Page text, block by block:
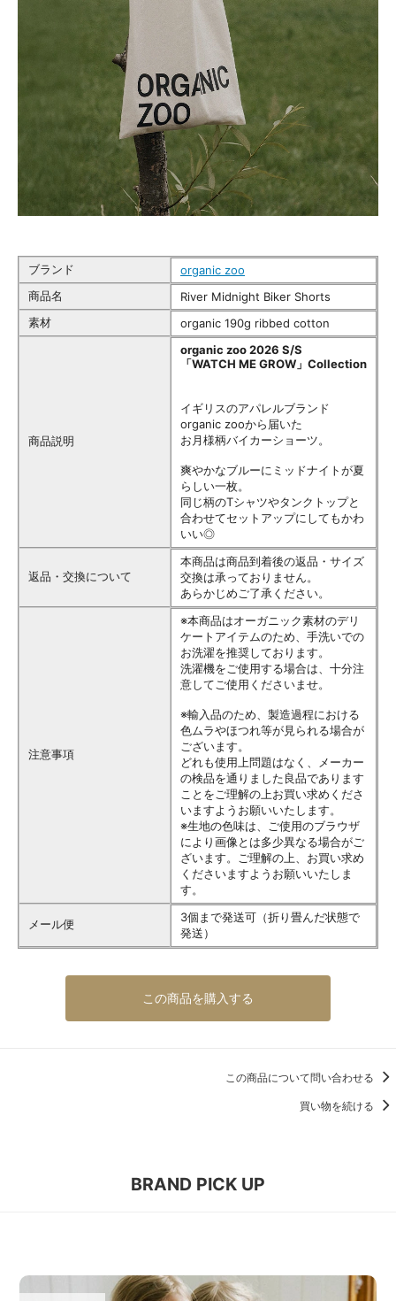
ブランド
organic zoo
商品名
River Midnight Biker Shorts
素材
organic 190g ribbed cotton
商品説明
organic zoo 2026 S/S
「WATCH ME GROW」Collection
イギリスのアパレルブランド
organic zooから届いた
お月様柄バイカーショーツ。
爽やかなブルーにミッドナイトが夏
らしい一枚。
同じ柄のTシャツやタンクトップと
合わせてセットアップにしてもかわ
いい◎
返品・交換について
本商品は商品到着後の返品・サイズ
交換は承っておりません。
あらかじめご了承ください。
注意事項
※本商品はオーガニック素材のデリ
ケートアイテムのため、手洗いでの
お洗濯を推奨しております。
洗濯機をご使用する場合は、十分注
意してご使用くださいませ。
※輸入品のため、製造過程における
色ムラやほつれ等が見られる場合が
ございます。
どれも使用上問題はなく、メーカー
の検品を通りました良品であります
ことをご理解の上お買い求めくださ
いますようお願いいたします。
※生地の色味は、ご使用のブラウザ
により画像とは多少異なる場合がご
ざいます。ご理解の上、お買い求め
くださいますようお願いいたしま
す。
メール便
3個まで発送可（折り畳んだ状態で
発送）
この商品を購入する
この商品について問い合わせる
買い物を続ける
BRAND PICK UP